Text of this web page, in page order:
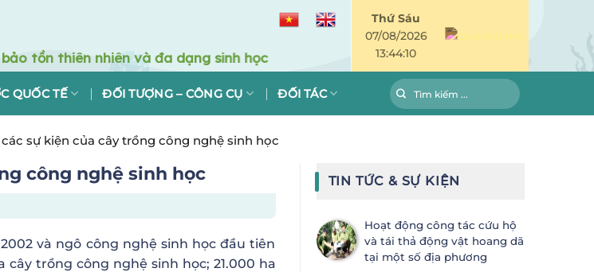
Thứ Sáu
07/08/2026
13:44:10
QUỐC TẾ ĐỐI TƯỢNG – CÔNG CỤ ĐỐI TÁC
sự kiện của cây trồng công nghệ sinh học
công nghệ sinh học
và ngô công nghệ sinh học đầu tiên
cây trồng công nghệ sinh học; 21.000 ha
TIN TỨC & SỰ KIỆN
Hoạt động công tác cứu hộ
và tái thả động vật hoang dã
tại một số địa phương